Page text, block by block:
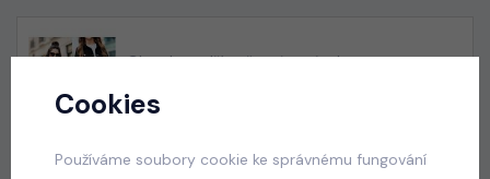
Glam lace džíny černé + pásek
skladem
Cookies
Používáme soubory cookie ke správnému fungování